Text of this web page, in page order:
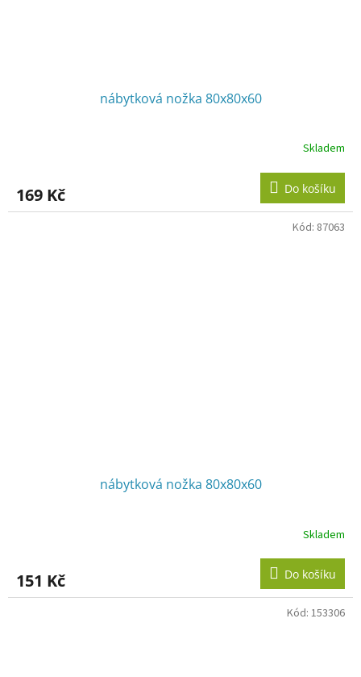
nábytková nožka 80x80x60
Skladem
169 Kč Do košíku
nábytková nožka 80x80x60
Skladem
151 Kč Do košíku
Kód: 87063
Kód: 153306